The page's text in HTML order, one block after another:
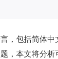
，包括简体
，本文将分